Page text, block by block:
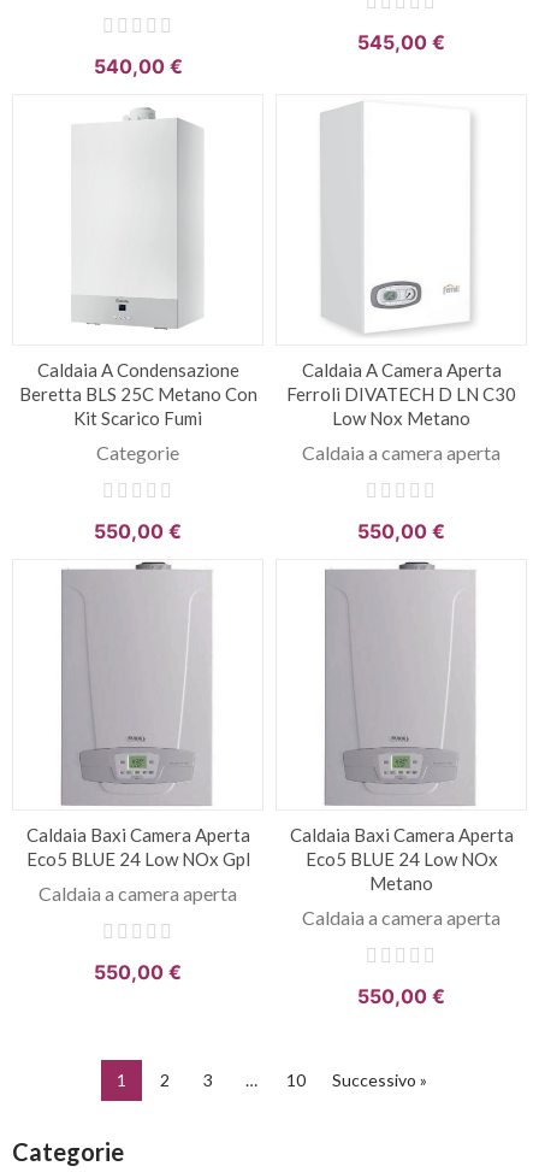
540,00 €
545,00 €
Caldaia A Condensazione
Beretta BLS 25C Metano Con
Kit Scarico Fumi
Categorie
550,00 €
Caldaia A Camera Aperta
Ferroli DIVATECH D LN C30
Low Nox Metano
Caldaia a camera aperta
550,00 €
Caldaia Baxi Camera Aperta
Eco5 BLUE 24 Low NOx Gpl
Caldaia a camera aperta
550,00 €
Caldaia Baxi Camera Aperta
Eco5 BLUE 24 Low NOx
Metano
Caldaia a camera aperta
550,00 €
1 2 3 … 10 Successivo »
Categorie